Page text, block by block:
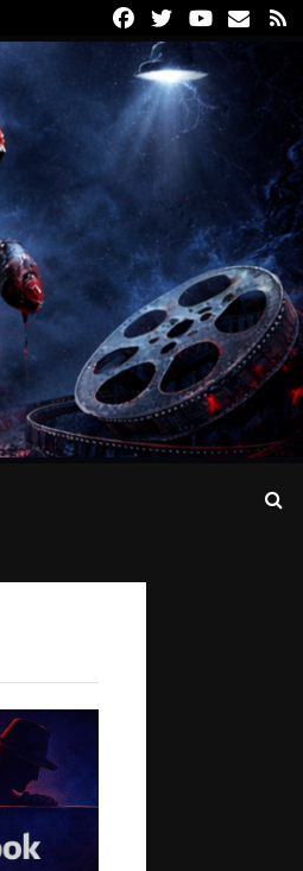
FacebookTwitterYoutube
Email